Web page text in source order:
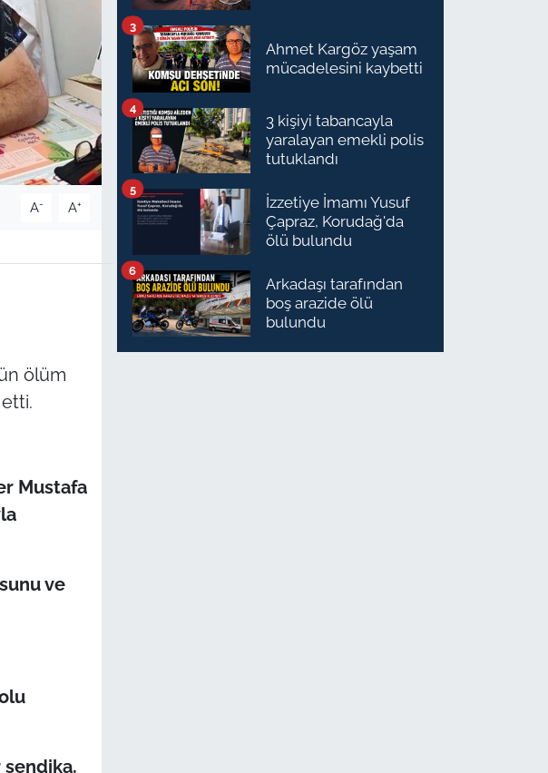
A- A+
ölüm
Mustafa
ve
sendika,
Ahmet Kargöz yaşam
mücadelesini kaybetti
3
3 kişiyi tabancayla
yaralayan emekli polis
tutuklandı
4
İzzetiye İmamı Yusuf
Çapraz, Korudağ'da
ölü bulundu
5
Arkadaşı tarafından
boş arazide ölü
bulundu
6